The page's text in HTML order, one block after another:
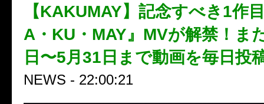
【KAKUMAY】記念すべき1作
A・KU・MAY』MVが解禁！ま
日〜5月31日まで動画を毎日投
NEWS - 22:00:21